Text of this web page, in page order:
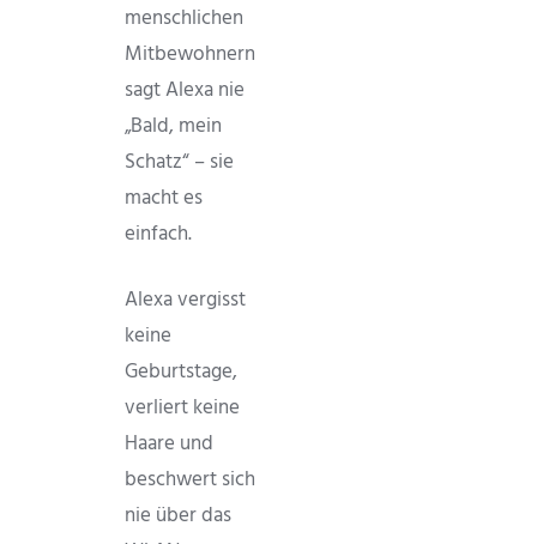
menschlichen
Mitbewohnern
sagt Alexa nie
„Bald, mein
Schatz“ – sie
macht es
einfach.
Alexa vergisst
keine
Geburtstage,
verliert keine
Haare und
beschwert sich
nie über das